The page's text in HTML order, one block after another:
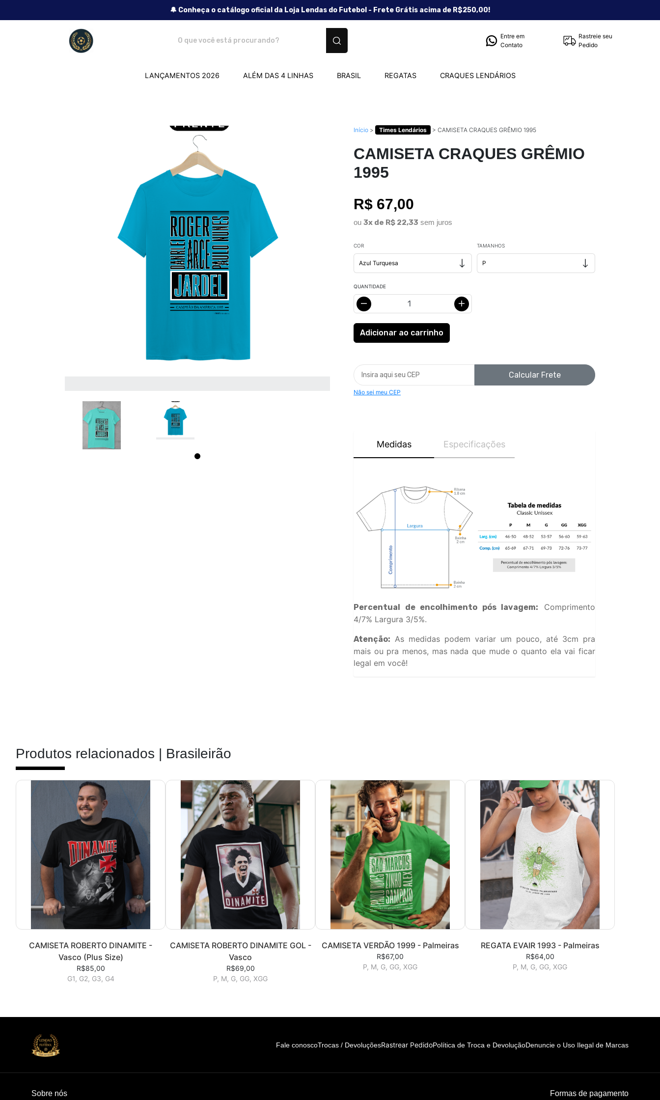
🔔 Conheça o catálogo oficial da Loja Lendas do Futebol - Frete Grátis acima de R$250,00!
Entre em
Contato
Rastreie seu
Pedido
LANÇAMENTOS 2026 ALÉM DAS 4 LINHAS BRASIL REGATAS CRAQUES LENDÁRIOS
Início > Times Lendários > CAMISETA CRAQUES GRÊMIO 1995
CAMISETA CRAQUES GRÊMIO
1995
R$ 67,00
ou 3x de R$ 22,33 sem juros
COR TAMANHOS
QUANTIDADE
Calcular Frete
Não sei meu CEP
Medidas Especificações
Percentual de encolhimento pós lavagem:
Comprimento
4/7% Largura 3/5%.
Atenção: As medidas podem variar um pouco, até 3cm pra
mais ou pra menos, mas nada que mude o quanto ela vai ficar
legal em você!
Produtos relacionados | Brasileirão
CAMISETA ROBERTO DINAMITE -
Vasco (Plus Size)
R$85,00
G1, G2, G3, G4
CAMISETA ROBERTO DINAMITE GOL -
Vasco
R$69,00
P, M, G, GG, XGG
CAMISETA VERDÃO 1999 - Palmeiras
R$67,00
P, M, G, GG, XGG
REGATA EVAIR 1993 - Palmeiras
R$64,00
P, M, G, GG, XGG
Fale conoscoTrocas / DevoluçõesRastrear PedidoPolítica de Troca e DevoluçãoDenuncie o Uso Ilegal de Marcas
Sobre nós Formas de pagamento